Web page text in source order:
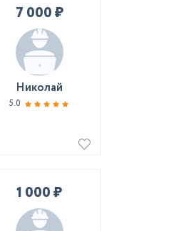
7 000 ₽
Николай
5.0
1 000 ₽